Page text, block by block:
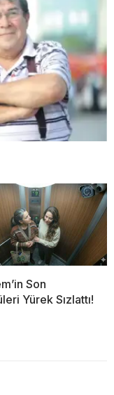
Son
Yürek Sızlattı!